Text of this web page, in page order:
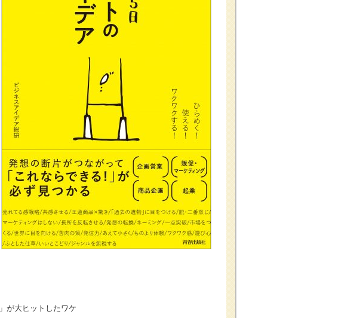
が大ヒットしたワケ